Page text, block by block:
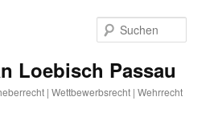
Loebisch Passau
| Wettbewerbsrecht | Wehrrecht